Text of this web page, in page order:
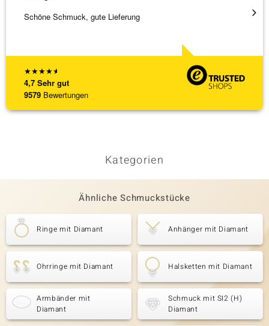
★★★★★
4,7 Sehr gut
9579 Bewertungen
Schöne Schmuck, gute Lieferung
Kategorien
Ähnliche Schmuckstücke
Ringe mit Diamant Anhänger mit Diamant
Ohrringe mit Diamant Halsketten mit Diamant
Armbänder mit
Diamant
Schmuck mit SI2 (H)
Diamant